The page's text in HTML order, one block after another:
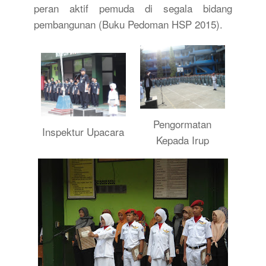
peran aktif pemuda di segala bidang
pembangunan (Buku Pedoman HSP 2015).
Inspektur Upacara
Pengormatan
Kepada Irup